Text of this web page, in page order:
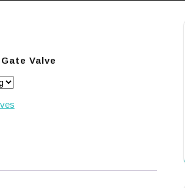
Valve